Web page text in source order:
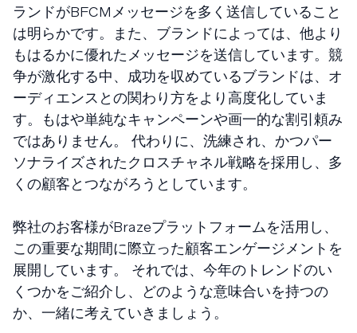
ランドがBFCMメッセージを多く送信していること
は明らかです。また、ブランドによっては、他より
もはるかに優れたメッセージを送信しています。競
争が激化する中、成功を収めているブランドは、オ
ーディエンスとの関わり方をより高度化していま
す。もはや単純なキャンペーンや画一的な割引頼み
ではありません。 代わりに、洗練され、かつパー
ソナライズされたクロスチャネル戦略を採用し、多
くの顧客とつながろうとしています。
弊社のお客様がBrazeプラットフォームを活用し、
この重要な期間に際立った顧客エンゲージメントを
展開しています。 それでは、今年のトレンドのい
くつかをご紹介し、どのような意味合いを持つの
か、一緒に考えていきましょう。